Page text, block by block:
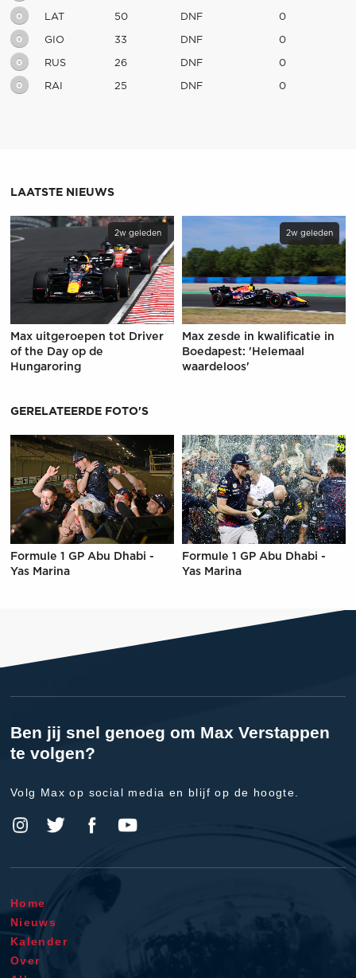
0 LAT 50 DNF 0
0 GIO 33 DNF 0
0 RUS 26 DNF 0
0 RAI 25 DNF 0
LAATSTE NIEUWS
2w geleden
Max uitgeroepen tot Driver
of the Day op de
Hungaroring
2w geleden
Max zesde in kwalificatie in
Boedapest: 'Helemaal
waardeloos'
GERELATEERDE FOTO'S
Formule 1 GP Abu Dhabi -
Yas Marina
Formule 1 GP Abu Dhabi -
Yas Marina
Ben jij snel genoeg om Max Verstappen
te volgen?
Volg Max op social media en blijf op de hoogte.
Home
Nieuws
Kalender
Over